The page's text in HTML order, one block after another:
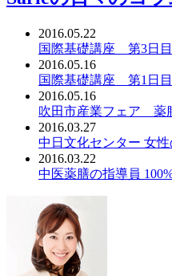
2016.05.22
国際基礎講座 第3日目
2016.05.16
国際基礎講座 第1日目
2016.05.16
吹田市産業フェア 薬
2016.03.27
中日文化センター 女
2016.03.22
中医薬膳の指導員